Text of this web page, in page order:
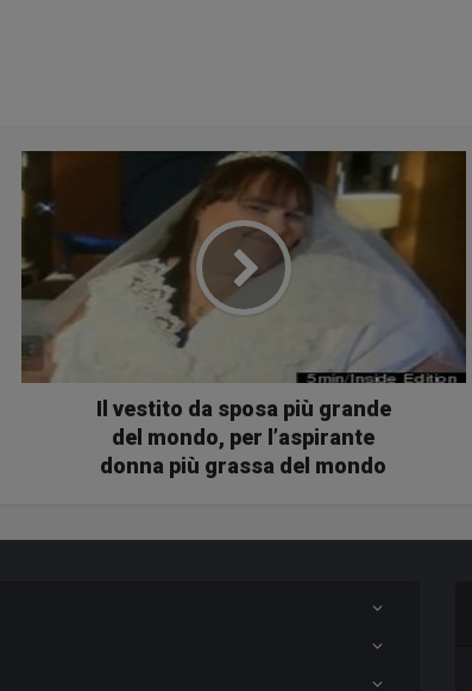
Il vestito da sposa più grande
del mondo, per l’aspirante
donna più grassa del mondo